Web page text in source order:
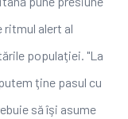
alert al
populaţiei. "La
ţine pasul cu
să îşi asume